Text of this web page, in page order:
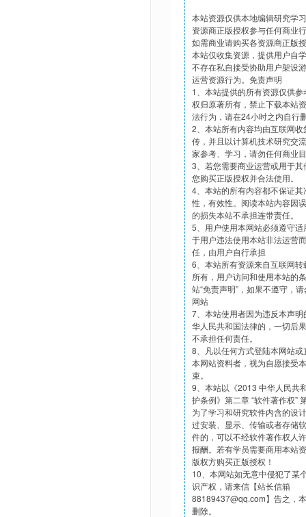
本站资源仅供本地编辑研究学
资源商正版授权参与任何商业
如需商业请购买各资源商正版
本站仅收集资源，提供用户自
不存在私自接受协助用户架设
运营资源行为。免责声明
1、本站提供的所有资源仅供
权归原著所有，禁止下载本站
法行为，请在24小时之内自行
2、本站所有内容均由互联网
传，并且以计算机技术研究交
家参考、学习，请勿任何商业
3、若您需要商业运营或用于
您购买正版授权并合法使用。
4、本站的所有内容都不保证
性，有效性。阅读本站内容因
的损失本站不承担连带责任。
5、用户使用本网站必须遵守
于用户违法使用本站非法运营
任，由用户自行承担
6、本站所有资源来自互联网
所有，用户访问和使用本站的
站“免责声明”，如果不遵守，
网站
7、本站使用者因为违反本声
华人民共和国法律的，一切后
不承担任何责任。
8、凡以任何方式登陆本网站
本网站资料者，视为自愿接受
束。
9、本站以《2013 中华人民共
护条例》第二章 “软件著作权”
为了学习和研究软件内含的设
过安装、显示、传输或者存储
件的，可以不经软件著作权人
报酬。若有学员需要商用本站
版权方购买正版授权！
10、本网站如无意中侵犯了某
识产权，请来信【站长信箱
88189437@qq.com】告之，
删除。